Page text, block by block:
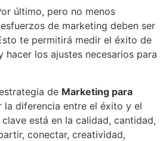
último, pero no menos
de marketing deben ser
te permitirá medir el éxito de
hacer los ajustes necesarios para
de Marketing para
la diferencia entre el éxito y el
está en la calidad, cantidad,
conectar, creatividad,